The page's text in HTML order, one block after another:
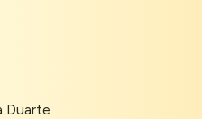
Duarte